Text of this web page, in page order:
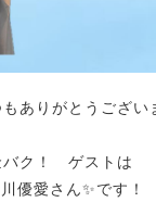
ありがとうござい
バク！ ゲストは
優愛さん✨です！